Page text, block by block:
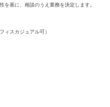
を基に、相談のうえ業務を決定します。
ィスカジュアル可）